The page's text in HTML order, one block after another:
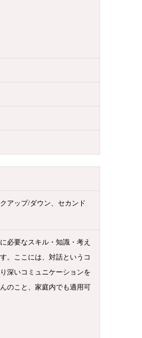
アップ/ダウン、セカンド
必要なスキル・知識・考え
。ここには、対話というコ
深いコミュニケーションを
のこと、家庭内でも適用可